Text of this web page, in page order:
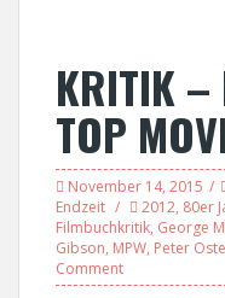
KRITIK –
TOP
November 14, 2015
Endzeit
2012, 80er
Filmbuchkritik, George
Gibson, MPW, Peter
Comment